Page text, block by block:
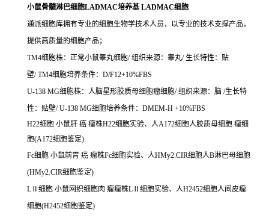
小鼠骨髓淋巴细胞LADMAC培养基 LADMAC细胞
通派细胞库拥有专业的细胞生物学技术人员，以专业的技术支撑产品，
提供高质量的细胞产品；
TM4细胞株：正常小鼠睾丸细胞/ 组织来源：睾丸/ 生长特性：贴
壁/ TM4细胞培养条件：D/F12+10%FBS
U-138 MG细胞株：人脑星形胶质母细胞瘤细胞/ 组织来源：脑 /生长特
性：贴壁/ U-138 MG细胞培养条件：DMEM-H +10%FBS
H22细胞 小鼠肝 癌 瘤株H22细胞实验、人A172细胞人胶质母细胞 瘤细
胞(A172细胞鉴定)
Fc细胞 小鼠前胃 癌 瘤株Fc细胞实验、人HMy2.CIR细胞人B淋巴母细胞
(HMy2.CIR细胞鉴定)
LⅡ细胞 小鼠网织细胞肉 瘤瘤株LⅡ细胞实验、人H2452细胞人间皮瘤
细胞(H2452细胞鉴定)